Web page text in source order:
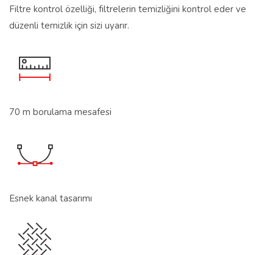
Filtre kontrol özelliği, filtrelerin temizliğini kontrol eder ve
düzenli temizlik için sizi uyarır.
70 m borulama mesafesi
Esnek kanal tasarımı